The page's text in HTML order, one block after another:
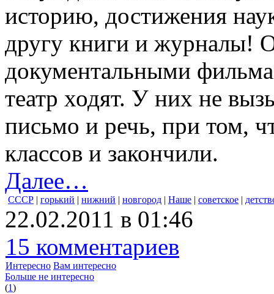
историю, достижения
другу книги и журналы!
документальными
театр ходят. У них не
письмо и речь, при том,
классов и закончили.
Далее…
СССР | горький | нижний | новгород | Наше | советское |
22.02.2011 в 01:46
15 комментариев
Интересно Вам интересно
Больше не интересно
(1)